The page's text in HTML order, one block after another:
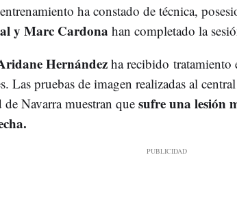
ha constado de técnica,
y Marc Cardona han completado la
Hernándezha recibido tratamiento
Las pruebas de imagen realizadas al
Navarra muestran que sufre una lesión